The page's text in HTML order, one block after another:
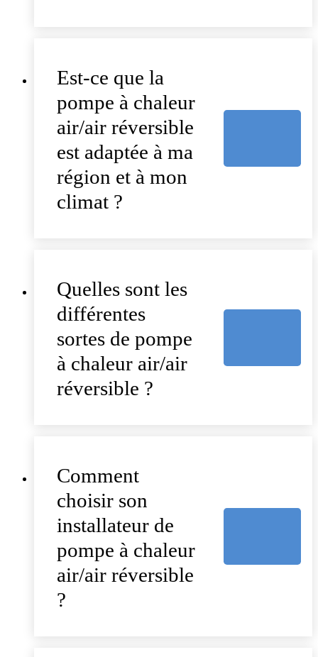
Est-ce que la
pompe à chaleur
air/air réversible
est adaptée à ma
région et à mon
climat ?
Quelles sont les
différentes
sortes de pompe
à chaleur air/air
réversible ?
Comment
choisir son
installateur de
pompe à chaleur
air/air réversible
?